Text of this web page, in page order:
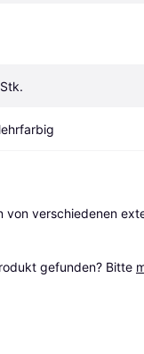
verschiedenen
gefunden? Bitte